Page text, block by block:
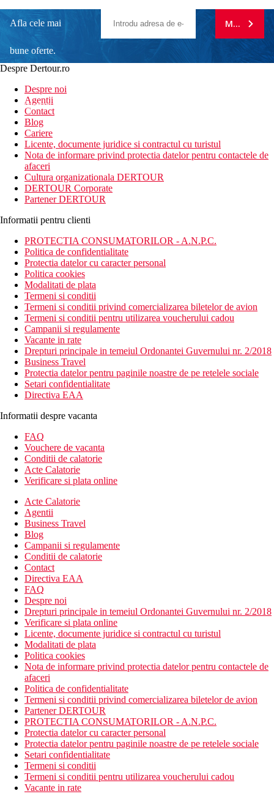
Afla cele mai
bune oferte.
newsletter!
MA
Despre Dertour.ro
Despre noi
Agentii
Contact
Blog
Cariere
Licente, documente juridice si contractul cu turistul
Nota de informare privind protectia datelor pentru contactele de
afaceri
Cultura organizationala DERTOUR
DERTOUR Corporate
Partener DERTOUR
Informatii pentru clienti
PROTECTIA CONSUMATORILOR - A.N.P.C.
Politica de confidentialitate
Protectia datelor cu caracter personal
Politica cookies
Modalitati de plata
Termeni si conditii
Termeni si conditii privind comercializarea biletelor de avion
Termeni si conditii pentru utilizarea voucherului cadou
Campanii si regulamente
Vacante in rate
Drepturi principale in temeiul Ordonantei Guvernului nr. 2/2018
Business Travel
Protectia datelor pentru paginile noastre de pe retelele sociale
Setari confidentialitate
Directiva EAA
Informatii despre vacanta
FAQ
Vouchere de vacanta
Conditii de calatorie
Acte Calatorie
Verificare si plata online
Acte Calatorie
Agentii
Business Travel
Blog
Campanii si regulamente
Conditii de calatorie
Contact
Directiva EAA
FAQ
Despre noi
Drepturi principale in temeiul Ordonantei Guvernului nr. 2/2018
Verificare si plata online
Licente, documente juridice si contractul cu turistul
Modalitati de plata
Politica cookies
Nota de informare privind protectia datelor pentru contactele de
afaceri
Politica de confidentialitate
Termeni si conditii privind comercializarea biletelor de avion
Partener DERTOUR
PROTECTIA CONSUMATORILOR - A.N.P.C.
Protectia datelor cu caracter personal
Protectia datelor pentru paginile noastre de pe retelele sociale
Setari confidentialitate
Termeni si conditii
Termeni si conditii pentru utilizarea voucherului cadou
Vacante in rate